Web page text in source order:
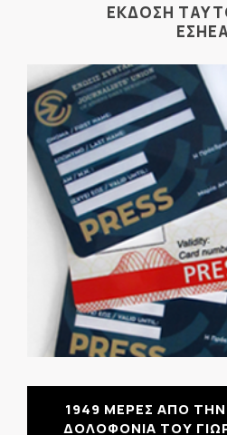
ΕΚΔΟΣΗ
ΕΣΗΕΑ
1949 ΜΕΡΕΣ ΑΠΟ
ΔΟΛΟΦΟΝΙΑ ΤΟΥ